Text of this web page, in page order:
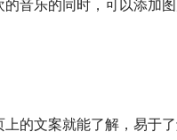
音乐的同时，可以添加
的文案就能了解，易于了